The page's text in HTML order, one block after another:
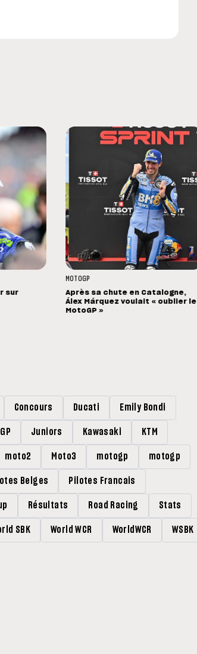
sur
MOTOGP
Après sa chute en Catalogne,
Álex Márquez voulait « oublier le
MotoGP »
Concours Ducati Emily Bondi
Juniors Kawasaki KTM
moto2 Moto3 motogp motogp
Belges Pilotes Francais
Résultats Road Racing Stats
SBK World WCR WorldWCR WSBK